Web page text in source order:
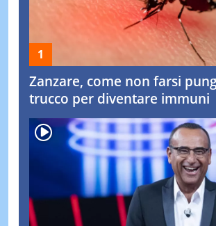
Zanzare, come non farsi
trucco per diventare immuni